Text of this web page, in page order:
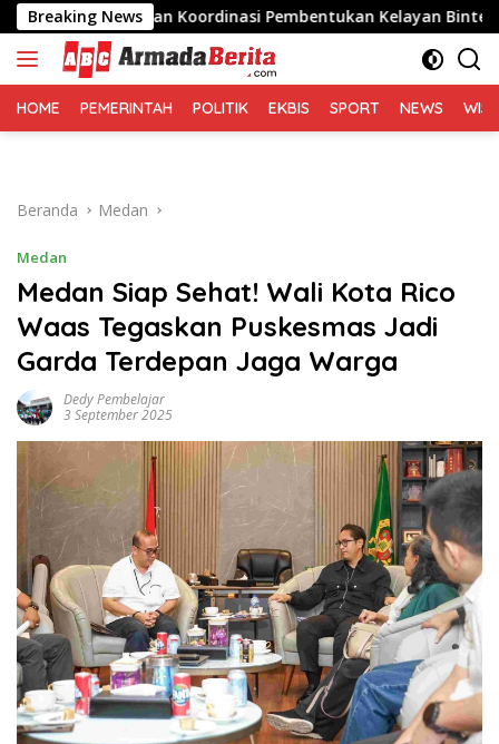
Langsung
ke
konten
Breaking News
dan Koordinasi Pembentukan Kelayan Binter
HOME PEMERINTAH POLITIK EKBIS SPORT NEWS
Beranda Medan
Medan
Medan Siap Sehat! Wali Kota Rico
Waas Tegaskan Puskesmas Jadi
Garda Terdepan Jaga Warga
Dedy Pembelajar
3 September 2025